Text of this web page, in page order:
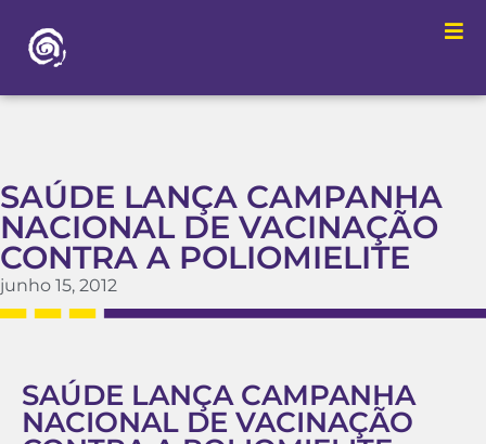
SAÚDE LANÇA CAMPANHA
NACIONAL DE VACINAÇÃO
CONTRA A POLIOMIELITE
junho 15, 2012
SAÚDE LANÇA CAMPANHA
NACIONAL DE VACINAÇÃO